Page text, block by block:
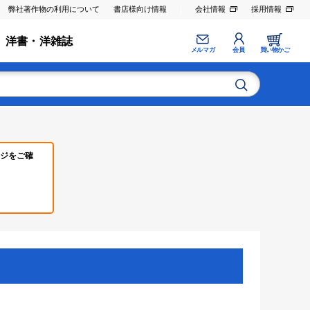
弊社著作物の利用について 書店様向け情報 会社情報 採用情報
洋書・洋雑誌
メルマガ 会員 買い物かご
をご確